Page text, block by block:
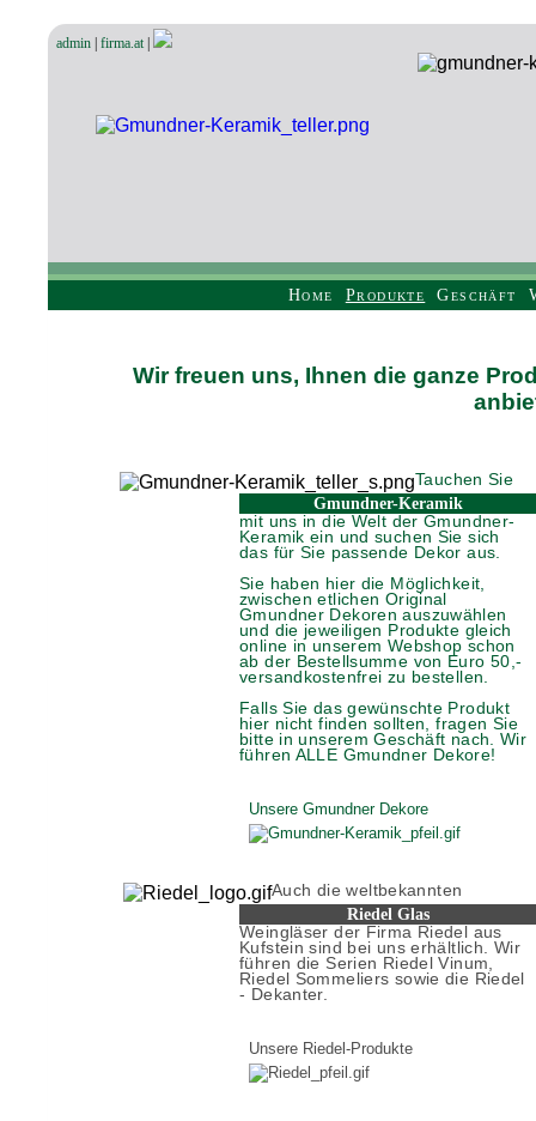
admin firma.at|
Home Produkte Geschäft
Wir freuen uns, Ihnen die ganze
Gmundner-Keramik
Tauchen Sie
mit uns in die Welt der Gmundner-
Keramik ein und suchen Sie sich
das für Sie passende Dekor aus.
Sie haben hier die Möglichkeit,
zwischen etlichen Original
Gmundner Dekoren auszuwählen
und die jeweiligen Produkte gleich
online in unserem Webshop schon
ab der Bestellsumme von Euro 50,-
versandkostenfrei zu bestellen.
Falls Sie das gewünschte Produkt
hier nicht finden sollten, fragen Sie
bitte in unserem Geschäft nach. Wir
führen ALLE Gmundner Dekore!
Unsere Gmundner Dekore
Riedel Glas
Auch die weltbekannten
Weingläser der Firma Riedel aus
Kufstein sind bei uns erhältlich. Wir
führen die Serien Riedel Vinum,
Riedel Sommeliers sowie die Riedel
- Dekanter.
Unsere Riedel-Produkte